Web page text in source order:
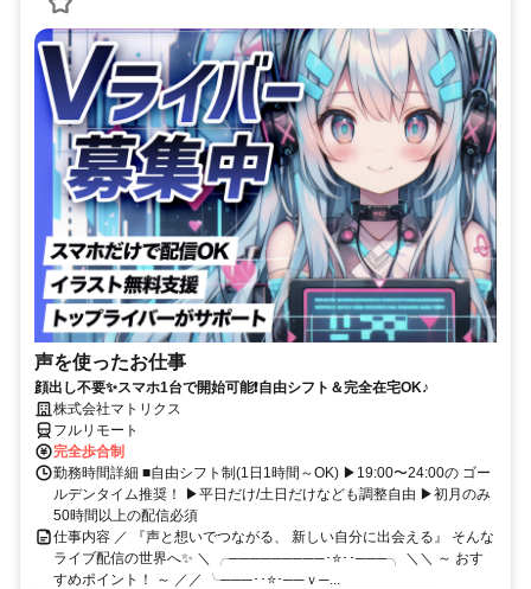
声を使ったお仕事
顔出し不要✨スマホ1台で開始可能❗自由シフト＆完全在宅OK♪
株式会社マトリクス
フルリモート
完全歩合制
勤務時間詳細 ■自由シフト制(1日1時間～OK) ▶19:00〜24:00の ゴー
ルデンタイム推奨！ ▶平日だけ/土日だけなども調整自由 ▶初月のみ
50時間以上の配信必須
仕事内容 ／ 『声と想いでつながる、 新しい自分に出会える』 そんな
ライブ配信の世界へ✨ ＼ ╭─────────･⭐･･───╮ ＼＼ ～ おす
すめポイント！ ～ ／／ ╰───･･⭐･──ｖ─...